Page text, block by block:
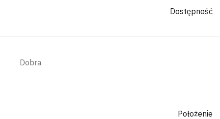
Dostępność
Dobra
Położenie